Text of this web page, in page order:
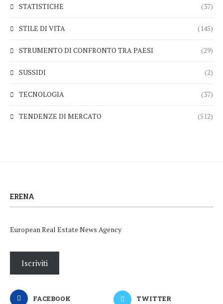
STATISTICHE (37)
STILE DI VITA (145)
STRUMENTO DI CONFRONTO TRA PAESI (29)
SUSSIDI (2)
TECNOLOGIA (37)
TENDENZE DI MERCATO (512)
ERENA
European Real Estate News Agency
Iscriviti
FACEBOOK TWITTER